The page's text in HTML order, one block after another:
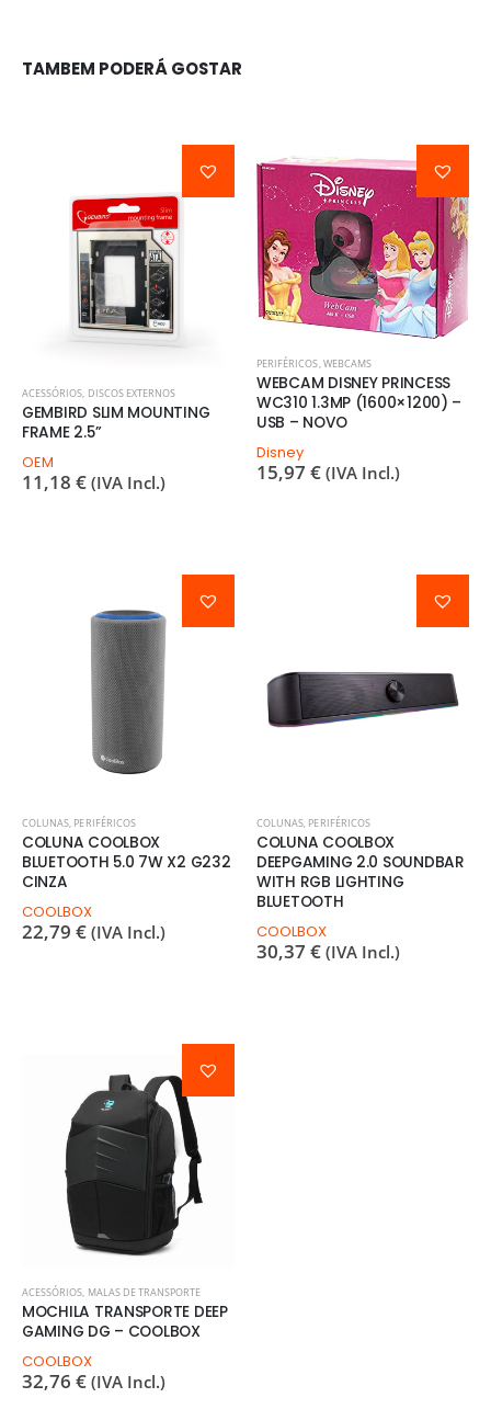
TAMBEM PODERÁ GOSTAR
ACESSÓRIOS, DISCOS EXTERNOS
GEMBIRD SLIM MOUNTING
FRAME 2.5”
OEM
11,18 € (IVA Incl.)
PERIFÉRICOS,WEBCAMS
WEBCAM DISNEY PRINCESS
WC310 1.3MP (1600×1200) –
USB – NOVO
Disney
15,97 € (IVA Incl.)
COLUNAS, PERIFÉRICOS
COLUNA COOLBOX
BLUETOOTH 5.0 7W X2 G232
CINZA
COOLBOX
22,79 € (IVA Incl.)
COLUNAS, PERIFÉRICOS
COLUNA COOLBOX
DEEPGAMING 2.0 SOUNDBAR
WITH RGB LIGHTING
BLUETOOTH
COOLBOX
30,37 € (IVA Incl.)
ACESSÓRIOS, MALAS DE TRANSPORTE
MOCHILA TRANSPORTE DEEP
GAMING DG – COOLBOX
COOLBOX
32,76 € (IVA Incl.)